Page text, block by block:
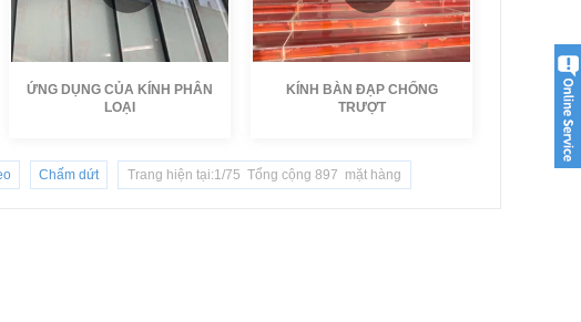
ỨNG DỤNG CỦA KÍNH PHÂN
LOẠI
Tác giả: KXG
Thời lượng.:
KÍNH BÀN ĐẠP CHỐNG
TRƯỢT
Tác giả: KXG
Thời lượng.:
Chấm dứt Trang hiện tại:1/75 Tổng cộng 897 mặt hàng